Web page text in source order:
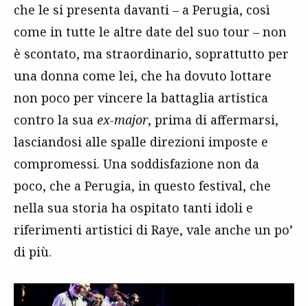
che le si presenta davanti – a Perugia, così
come in tutte le altre date del suo tour – non
è scontato, ma straordinario, soprattutto per
una donna come lei, che ha dovuto lottare
non poco per vincere la battaglia artistica
contro la sua ex-major, prima di affermarsi,
lasciandosi alle spalle direzioni imposte e
compromessi. Una soddisfazione non da
poco, che a Perugia, in questo festival, che
nella sua storia ha ospitato tanti idoli e
riferimenti artistici di Raye, vale anche un po’
di più.